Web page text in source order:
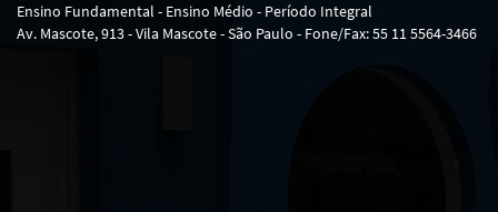
Ensino Fundamental - Ensino Médio - Período Integral
Av. Mascote, 913 - Vila Mascote - São Paulo - Fone/Fax: 55 11 5564-3466